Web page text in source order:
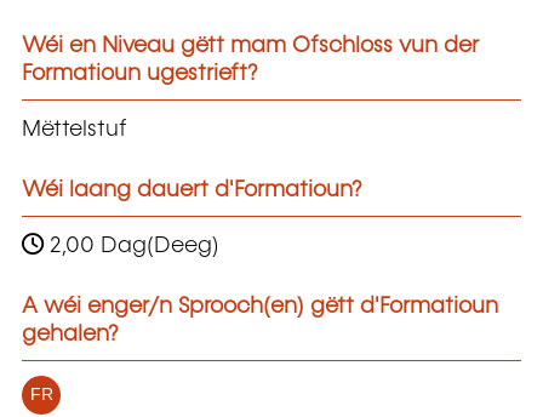
Wéi en Niveau gëtt mam Ofschloss vun der
Formatioun ugestrieft?
Mëttelstuf
Wéi laang dauert d'Formatioun?
2,00 Dag(Deeg)
A wéi enger/n Sprooch(en) gëtt d'Formatioun
gehalen?
FR